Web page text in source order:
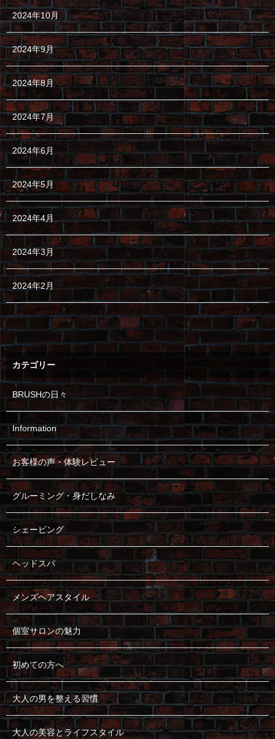
2024年10月
2024年9月
2024年8月
2024年7月
2024年6月
2024年5月
2024年4月
2024年3月
2024年2月
カテゴリー
BRUSHの日々
Information
お客様の声・体験レビュー
グルーミング・身だしなみ
シェービング
ヘッドスパ
メンズヘアスタイル
個室サロンの魅力
初めての方へ
大人の男を整える習慣
大人の美容とライフスタイル